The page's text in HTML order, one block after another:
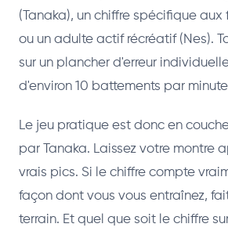
(Tanaka), un chiffre spécifique aux
ou un adulte actif récréatif (Nes).
sur un plancher d'erreur
d'environ 10 battements par
Le jeu pratique est donc en
par Tanaka. Laissez votre montre
vrais pics. Si le chiffre compte
façon dont vous vous entraînez,
terrain. Et quel que soit le chiffre